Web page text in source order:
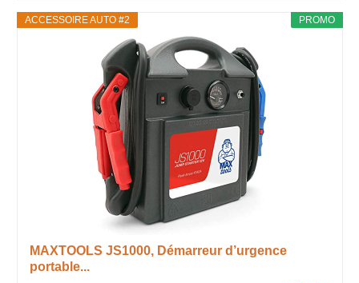
PROMO
ACCESSOIRE AUTO #2
MAXTOOLS JS1000, Démarreur d’urgence
portable...